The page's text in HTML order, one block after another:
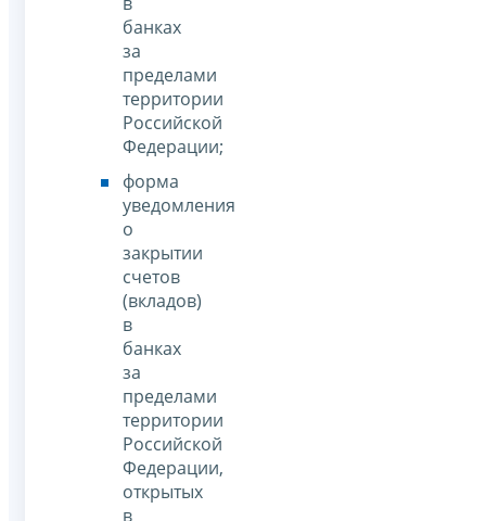
банках
за
пределами
территории
Российской
Федерации;
форма
уведомления
о
закрытии
счетов
(вкладов)
в
банках
за
пределами
территории
Российской
Федерации,
открытых
в